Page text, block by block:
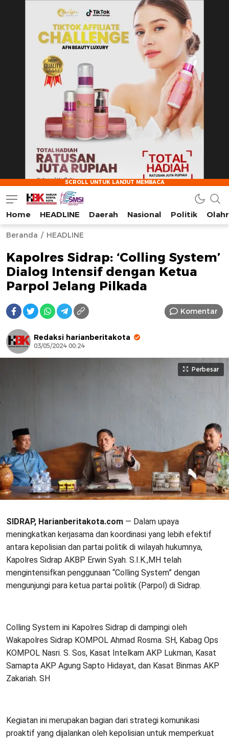
HarianBeritaKota
Mengabarkan Setiap Detil, Sudut, dan Cerita Kota
Home HEADLINE Daerah Nasional Politik
Beranda HEADLINE
Kapolres Sidrap: ‘Colling System’
Dialog Intensif dengan Ketua
Parpol Jelang Pilkada
Komentar
Redaksi harianberitakota
03/05/2024 00:24
Perbesar
SIDRAP, Harianberitakota.com — Dalam upaya
meningkatkan kerjasama dan koordinasi yang lebih efektif
antara kepolisian dan partai politik di wilayah hukumnya,
Kapolres Sidrap AKBP Erwin Syah. S.I.K.,MH telah
mengintensifkan penggunaan “Colling System” dengan
mengunjungi para ketua partai politik (Parpol) di Sidrap.
Colling System ini Kapolres Sidrap di dampingi oleh
Wakapolres Sidrap KOMPOL Ahmad Rosma. SH, Kabag Ops
KOMPOL Nasri. S. Sos, Kasat Intelkam AKP Lukman, Kasat
Samapta AKP Agung Sapto Hidayat, dan Kasat Binmas AKP
Zakariah. SH
Kegiatan ini merupakan bagian dari strategi komunikasi
proaktif yang dijalankan oleh kepolisian untuk memperkuat